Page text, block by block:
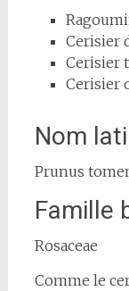
Cerisier
Cerisier
Cerisier
Nom
Prunus
Famille
Rosaceae
Comme le